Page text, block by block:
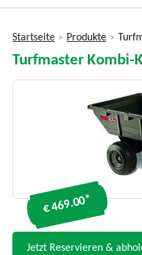
sind
hier
Startseite > Produkte >
Turfmaster Kombi-
€ 469.00*
Jetzt Reservieren &